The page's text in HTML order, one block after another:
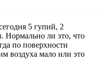
5 гупий, 2
Нормально ли это, что
по поверхности
воздуха мало или это